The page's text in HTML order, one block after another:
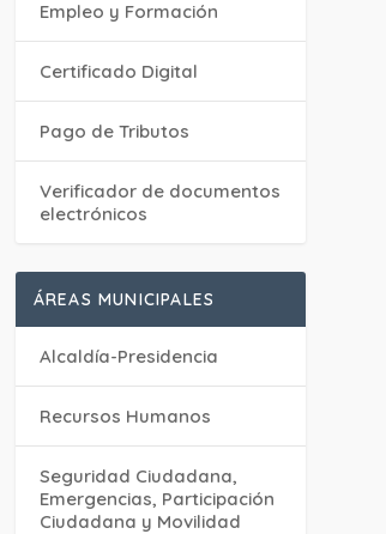
Empleo y Formación
Certificado Digital
Pago de Tributos
Verificador de documentos
electrónicos
ÁREAS MUNICIPALES
Alcaldía-Presidencia
Recursos Humanos
Seguridad Ciudadana,
Emergencias, Participación
Ciudadana y Movilidad